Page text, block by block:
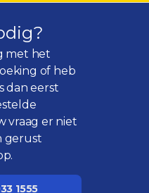
met het
of heb
dan eerst
vraag er niet
gerust
1555